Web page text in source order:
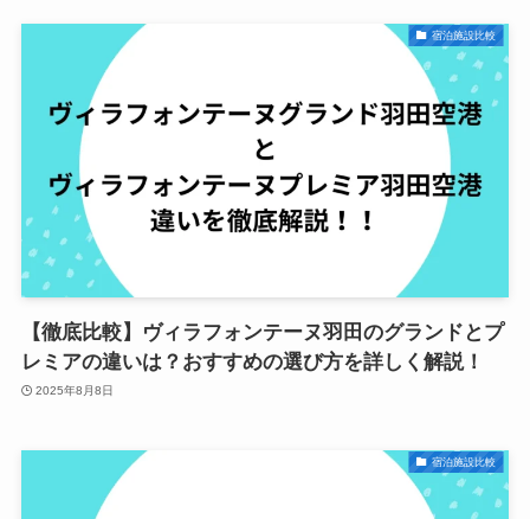
宿泊施設比較
【徹底比較】ヴィラフォンテーヌ羽田のグランドとプ
レミアの違いは？おすすめの選び方を詳しく解説！
2025年8月8日
宿泊施設比較